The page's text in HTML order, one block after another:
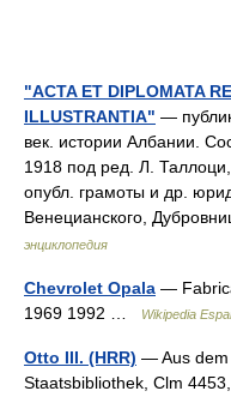
"ACTA ET DIPLOMATA
ILLUSTRANTIA" —
век. истории Албании.
1918 под ред. Л.
опубл. грамоты и др.
Венецианского,
энциклопедия
Chevrolet Opala —
1969 1992 …
Wikipedia
Otto III. (HRR) — Aus dem
Staatsbibliothek, Clm